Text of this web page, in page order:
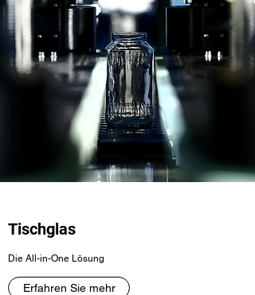
Tischglas
Die All-in-One Lösung
Erfahren Sie mehr